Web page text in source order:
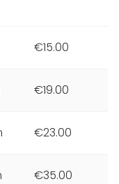
€15.00
€19.00
€23.00
€35.00